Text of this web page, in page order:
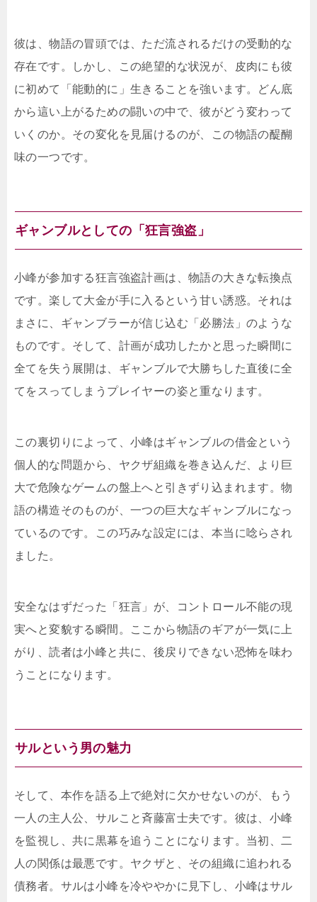
彼は、物語の冒頭では、ただ流されるだけの受動的な
存在です。しかし、この絶望的な状況が、皮肉にも彼
に初めて「能動的に」生きることを強います。どん底
から這い上がるための闘いの中で、彼がどう変わって
いくのか。その変化を見届けるのが、この物語の醍醐
味の一つです。
ギャンブルとしての「狂言強盗」
小峰が参加する狂言強盗計画は、物語の大きな転換点
です。楽して大金が手に入るという甘い誘惑。それは
まさに、ギャンブラーが信じ込む「必勝法」のような
ものです。そして、計画が成功したかと思った瞬間に
全てを失う展開は、ギャンブルで大勝ちした直後に全
てをスってしまうプレイヤーの姿と重なります。
この裏切りによって、小峰はギャンブルの借金という
個人的な問題から、ヤクザ組織を巻き込んだ、より巨
大で危険なゲームの盤上へと引きずり込まれます。物
語の構造そのものが、一つの巨大なギャンブルになっ
ているのです。この巧みな設定には、本当に唸らされ
ました。
安全なはずだった「狂言」が、コントロール不能の現
実へと変貌する瞬間。ここから物語のギアが一気に上
がり、読者は小峰と共に、後戻りできない恐怖を味わ
うことになります。
サルという男の魅力
そして、本作を語る上で絶対に欠かせないのが、もう
一人の主人公、サルこと斉藤富士夫です。彼は、小峰
を監視し、共に黒幕を追うことになります。当初、二
人の関係は最悪です。ヤクザと、その組織に追われる
債務者。サルは小峰を冷ややかに見下し、小峰はサル